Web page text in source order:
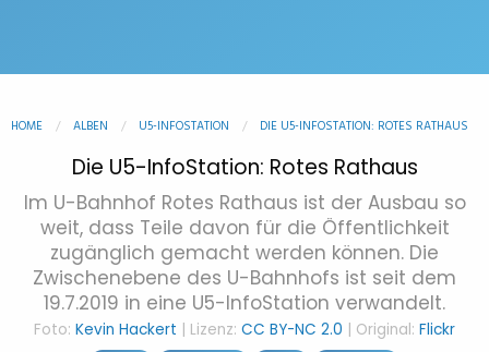
HOME ALBEN U5-INFOSTATION DIE U5-INFOSTATION: ROTES RATHAUS
Die U5-InfoStation: Rotes Rathaus
Im U-Bahnhof Rotes Rathaus ist der Ausbau so
weit, dass Teile davon für die Öffentlichkeit
zugänglich gemacht werden können. Die
Zwischenebene des U-Bahnhofs ist seit dem
19.7.2019 in eine U5-InfoStation verwandelt.
Foto: Kevin Hackert | Lizenz: CC BY-NC 2.0 | Original: Flickr